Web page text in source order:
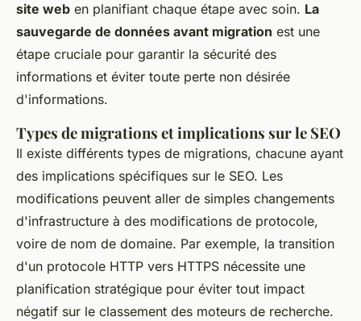
site web en planifiant chaque étape avec soin. La
sauvegarde de données avant migration est une
étape cruciale pour garantir la sécurité des
informations et éviter toute perte non désirée
d'informations.
Types de migrations et implications sur le SEO
Il existe différents types de migrations, chacune ayant
des implications spécifiques sur le SEO. Les
modifications peuvent aller de simples changements
d'infrastructure à des modifications de protocole,
voire de nom de domaine. Par exemple, la transition
d'un protocole HTTP vers HTTPS nécessite une
planification stratégique pour éviter tout impact
négatif sur le classement des moteurs de recherche.